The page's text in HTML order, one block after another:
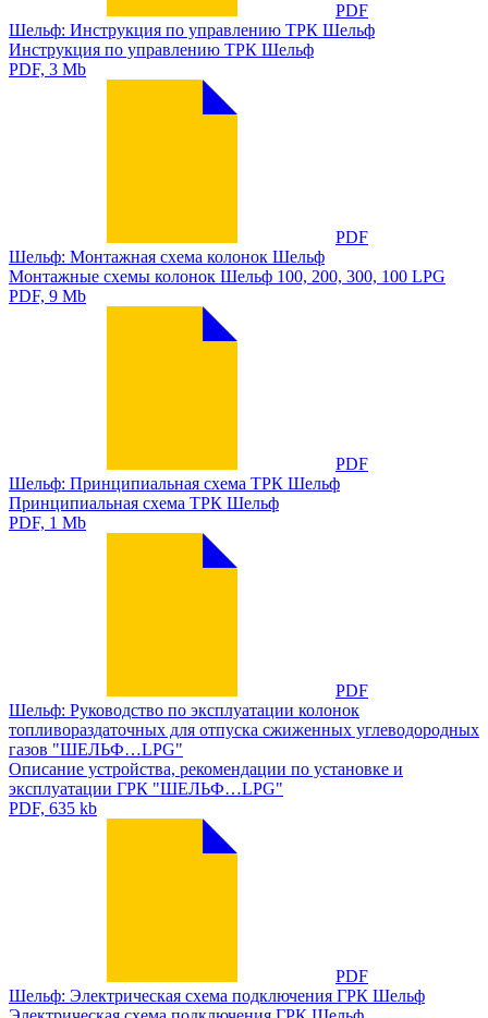
PDF
Шельф: Инструкция по управлению ТРК Шельф
Инструкция по управлению ТРК Шельф
PDF, 3 Mb
PDF
Шельф: Монтажная схема колонок Шельф
Монтажные схемы колонок Шельф 100, 200, 300, 100 LPG
PDF, 9 Mb
PDF
Шельф: Принципиальная схема ТРК Шельф
Принципиальная схема ТРК Шельф
PDF, 1 Mb
PDF
Шельф: Руководство по эксплуатации колонок
топливораздаточных для отпуска сжиженных углеводородных
газов "ШЕЛЬФ…LPG"
Описание устройства, рекомендации по установке и
эксплуатации ГРК "ШЕЛЬФ…LPG"
PDF, 635 kb
PDF
Шельф: Электрическая схема подключения ГРК Шельф